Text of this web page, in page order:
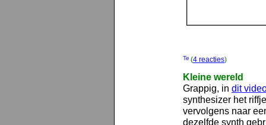
(4 reacties)
Kleine wereld
Grappig, in dit
synthesizer het
vervolgens naar
dezelfde synth